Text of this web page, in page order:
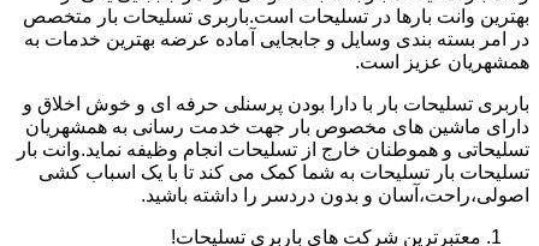
بهترین وانت بارها در تسلیحات است.باربری تسلیحات بار متخصص
در امر بسته بندی وسایل و جابجایی آماده عرضه بهترین خدمات به
همشهریان عزیز است.
باربری تسلیحات بار با دارا بودن پرسنلی حرفه ای و خوش اخلاق و
دارای ماشین های مخصوص بار جهت خدمت رسانی به همشهریان
تسلیحاتی و هموطنان خارج از تسلیحات انجام وظیفه نماید.وانت بار
تسلیحات بار تسلیحات به شما کمک می کند تا با یک اسباب کشی
اصولی،راحت،آسان و بدون دردسر را داشته باشید.
معتبرترین شرکت های باربری تسلیحات!